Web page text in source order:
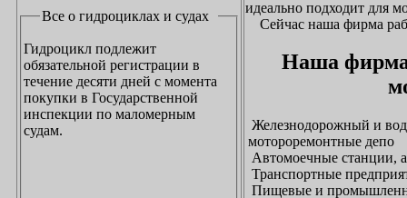
Все о гидроциклах и судах
Гидроцикл подлежит
обязательной регистрации в
течение десяти дней с момента
покупки в Государственной
инспекции по маломерным
судам.
идеально подходит для
Сейчас наша фирма
Наша фирма
Железнодорожный и
мотороремонтные депо
Автомоечные станции,
Транспортные
Пищевые и